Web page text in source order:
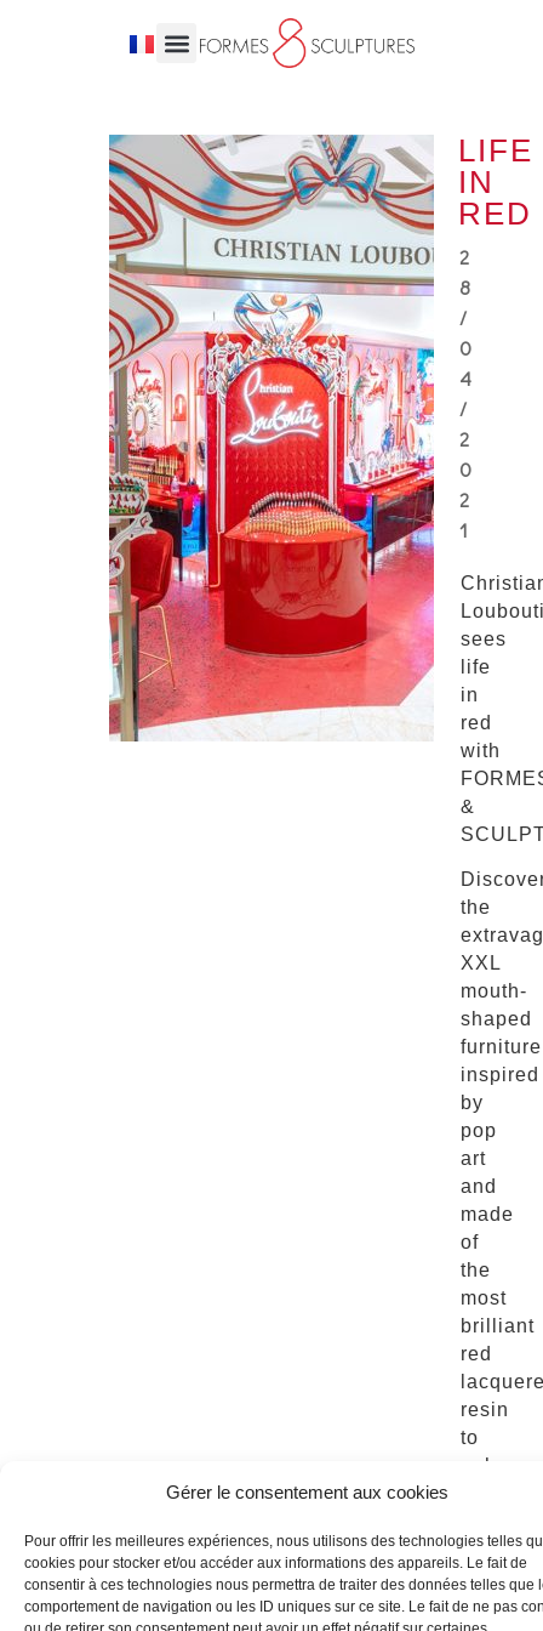
Gérer le consentement aux cookies
Pour offrir les meilleures expériences, nous utilisons des technologies telles
cookies pour stocker et/ou accéder aux informations des appareils. Le fait de
consentir à ces technologies nous permettra de traiter des données telles que
comportement de navigation ou les ID uniques sur ce site. Le fait de ne pas
LIFE
IN
RED
2
8
/
0
4
/
2
0
2
1
sees
life
in
red
with
&
the
XXL
mouth-
shaped
inspired
by
pop
art
and
made
of
the
most
brilliant
red
resin
to
enhance
lipstick